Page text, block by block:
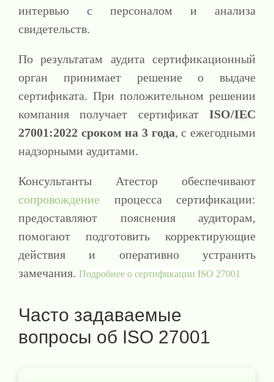
интервью с персоналом и анализа
свидетельств.
По результатам аудита сертификационный
орган принимает решение о выдаче
сертификата. При положительном решении
компания получает сертификат ISO/IEC
27001:2022 сроком на 3 года, с ежегодными
надзорными аудитами.
Консультанты Атестор обеспечивают
сопровождение процесса сертификации:
предоставляют пояснения аудиторам,
помогают подготовить корректирующие
действия и оперативно устранить
замечания. Подробнее о сертификации ISO 27001
Часто задаваемые
вопросы об ISO 27001